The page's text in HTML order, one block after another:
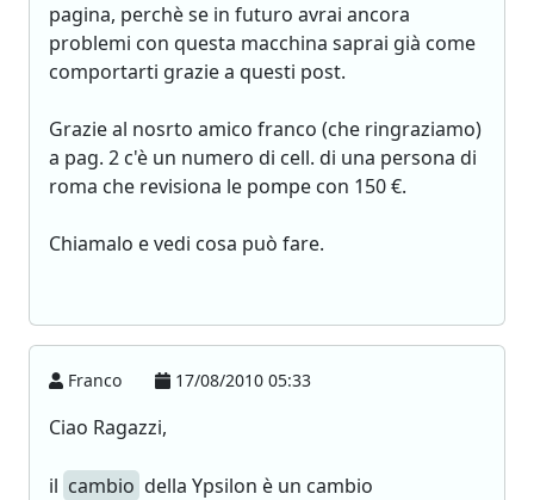
pagina, perchè se in futuro avrai ancora
problemi con questa macchina saprai già come
comportarti grazie a questi post.
Grazie al nosrto amico franco (che ringraziamo)
a pag. 2 c'è un numero di cell. di una persona di
roma che revisiona le pompe con 150 €.
Chiamalo e vedi cosa può fare.
Franco 17/08/2010 05:33
Ciao Ragazzi,
il cambio della Ypsilon è un cambio